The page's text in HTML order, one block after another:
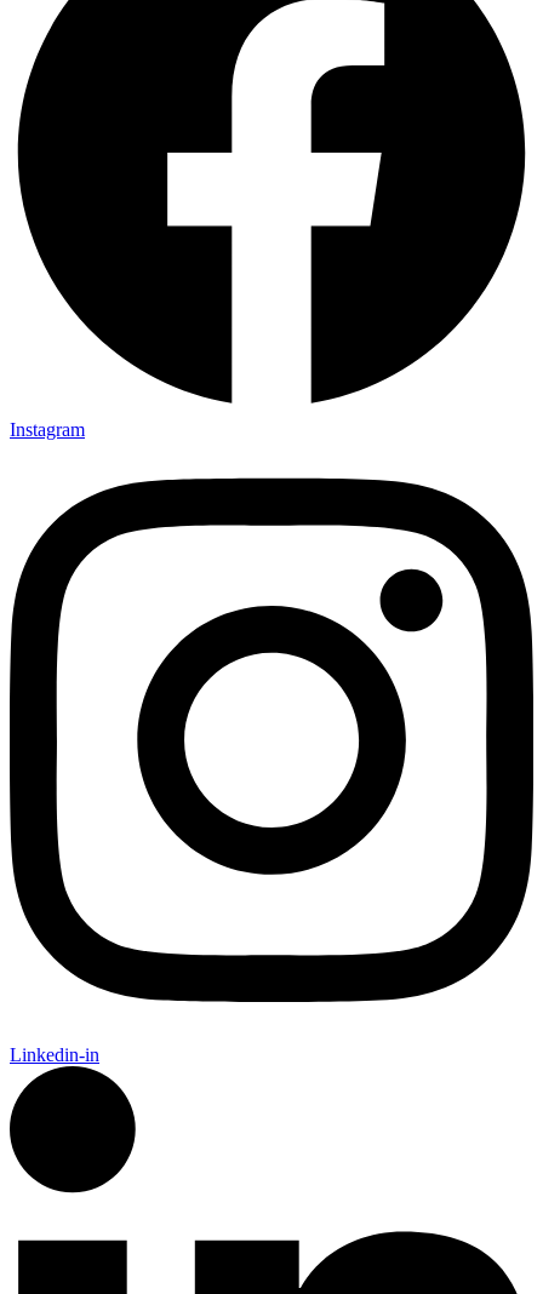
Instagram
Linkedin-in